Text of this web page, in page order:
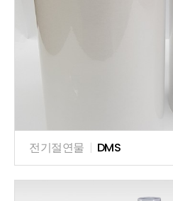
전기절연물 | DMS